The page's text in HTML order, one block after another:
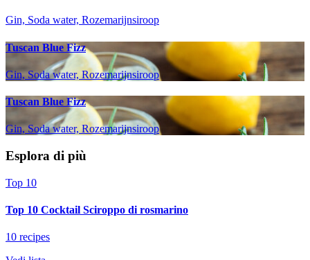
Gin, Soda water, Rozemarijnsiroop
Tuscan Blue Fizz
Gin, Soda water, Rozemarijnsiroop
Tuscan Blue Fizz
Gin, Soda water, Rozemarijnsiroop
Esplora di più
Top 10
Top 10 Cocktail Sciroppo di rosmarino
10 recipes